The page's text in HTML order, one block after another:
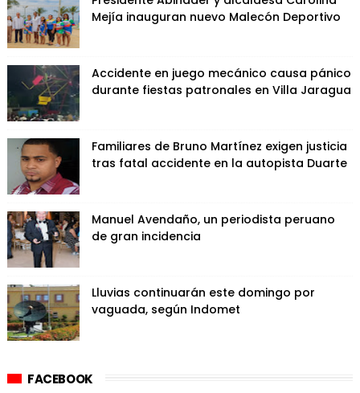
Mejía inauguran nuevo Malecón Deportivo
Accidente en juego mecánico causa pánico
durante fiestas patronales en Villa Jaragua
Familiares de Bruno Martínez exigen justicia
tras fatal accidente en la autopista Duarte
Manuel Avendaño, un periodista peruano
de gran incidencia
Lluvias continuarán este domingo por
vaguada, según Indomet
FACEBOOK